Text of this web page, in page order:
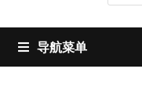
导航菜单